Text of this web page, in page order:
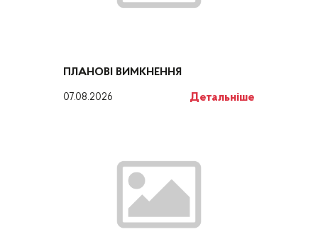
ПЛАНОВІ ВИМКНЕННЯ
07.08.2026 Детальніше